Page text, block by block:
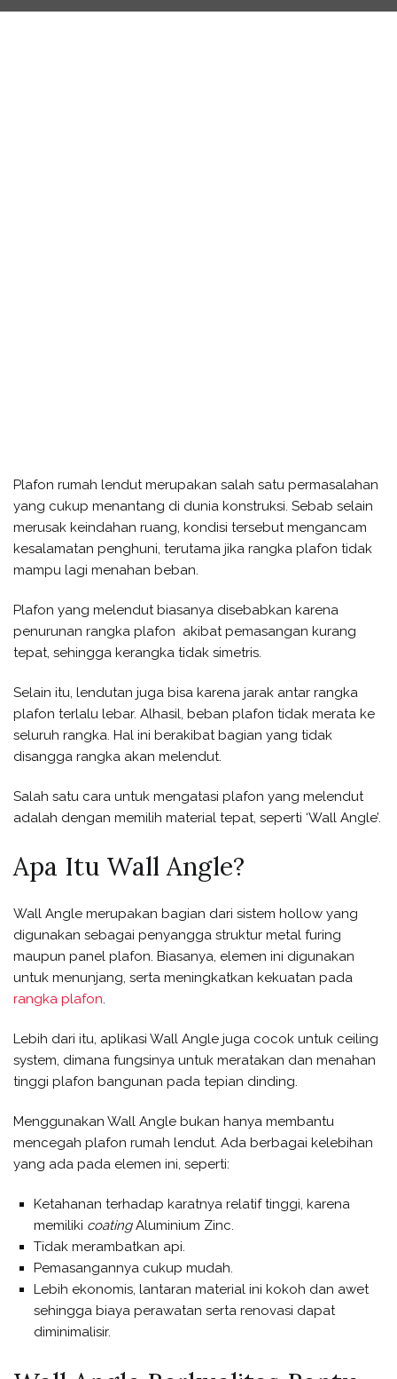
Plafon rumah lendut merupakan salah satu permasalahan
yang cukup menantang di dunia konstruksi. Sebab selain
merusak keindahan ruang, kondisi tersebut mengancam
kesalamatan penghuni, terutama jika rangka plafon tidak
mampu lagi menahan beban.
Plafon yang melendut biasanya disebabkan karena
penurunan rangka plafon akibat pemasangan kurang
tepat, sehingga kerangka tidak simetris.
Selain itu, lendutan juga bisa karena jarak antar rangka
plafon terlalu lebar. Alhasil, beban plafon tidak merata ke
seluruh rangka. Hal ini berakibat bagian yang tidak
disangga rangka akan melendut.
Salah satu cara untuk mengatasi plafon yang melendut
adalah dengan memilih material tepat, seperti ‘Wall Angle’.
Apa Itu Wall Angle?
Wall Angle merupakan bagian dari sistem hollow yang
digunakan sebagai penyangga struktur metal furing
maupun panel plafon. Biasanya, elemen ini digunakan
untuk menunjang, serta meningkatkan kekuatan pada
rangka plafon
Lebih dari itu, aplikasi Wall Angle juga cocok untuk ceiling
system, dimana fungsinya untuk meratakan dan menahan
tinggi plafon bangunan pada tepian dinding.
Menggunakan Wall Angle bukan hanya membantu
mencegah plafon rumah lendut. Ada berbagai kelebihan
yang ada pada elemen ini, seperti:
Ketahanan terhadap karatnya relatif tinggi, karena
memiliki coatingAluminium Zinc.
Tidak merambatkan api.
Pemasangannya cukup mudah.
Lebih ekonomis, lantaran material ini kokoh dan awet
sehingga biaya perawatan serta renovasi dapat
diminimalisir.